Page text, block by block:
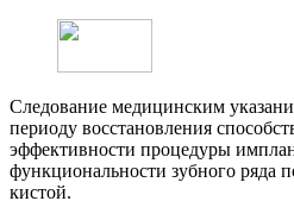
Следование медицинским
периоду восстановления
эффективности процедуры
функциональности зубного ряда
кистой.